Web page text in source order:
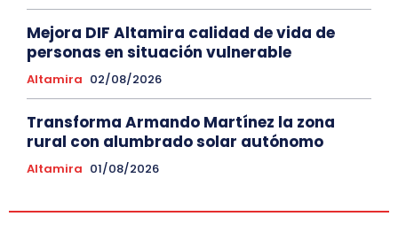
Mejora DIF Altamira calidad de vida de
personas en situación vulnerable
Altamira 02/08/2026
Transforma Armando Martínez la zona
rural con alumbrado solar autónomo
Altamira 01/08/2026